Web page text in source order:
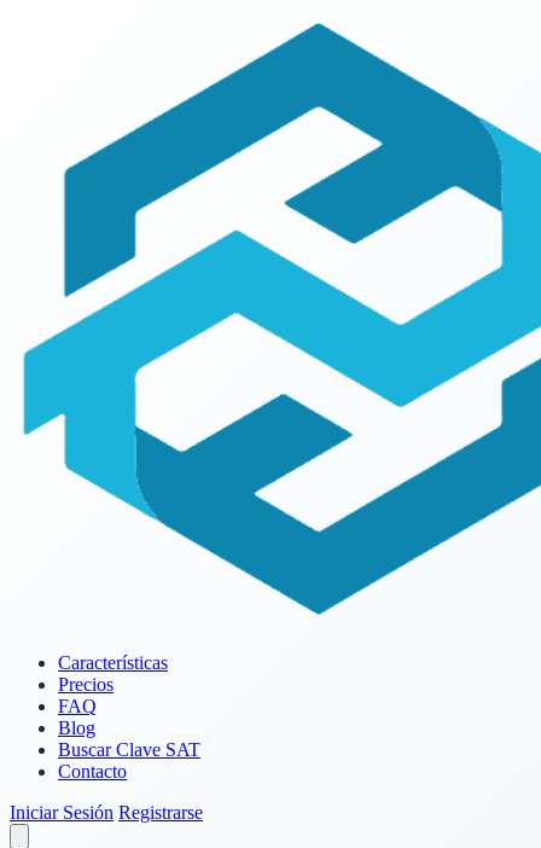
Características
Precios
FAQ
Blog
Buscar Clave SAT
Contacto
Iniciar Sesión Registrarse